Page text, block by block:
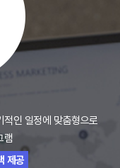
적인 일정에 맞춤형으로
램
제공